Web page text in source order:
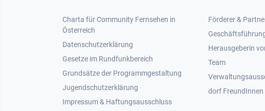
Footer 1
Charta für Community Fernsehen in
Österreich
Datenschutzerklärung
Gesetze im Rundfunkbereich
Grundsätze der Programmgestaltung
Jugendschutzerklärung
Impressum & Haftungsausschluss
Footer 2
Förderer &
Herausgeberin
Team
dorf FreundInnen